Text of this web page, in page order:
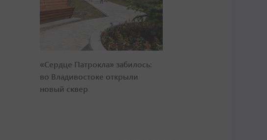
«Сердце Патрокла» забилось:
во Владивостоке открыли
новый сквер